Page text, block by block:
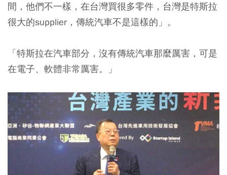
間，他們不一樣，在台灣買很多零件，台灣是特斯拉
很大的supplier，傳統汽車不是這樣的」。
「特斯拉在汽車部分，沒有傳統汽車那麼厲害，可是
在電子、軟體非常厲害。」